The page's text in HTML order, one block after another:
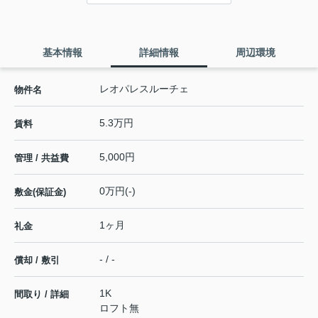
基本情報 詳細情報 周辺環境
物件名 レオパレスルーチェ
賃料 5.3万円
管理 / 共益費 5,000円
敷金(保証金) 0万円(-)
礼金 1ヶ月
償却 / 敷引 - / -
間取り / 詳細
1K
ロフト無